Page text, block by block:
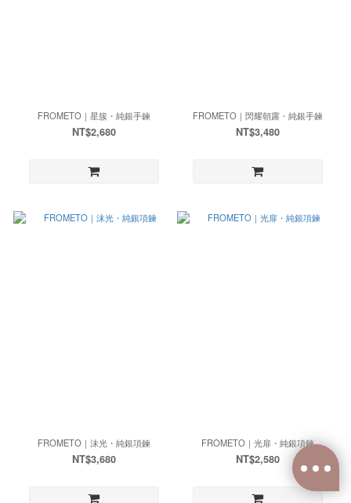
FROMETO｜星簇・純銀手鍊
NT$2,680
FROMETO｜閃耀朝露・純銀手鍊
NT$3,480
FROMETO｜沫光・純銀項鍊
NT$3,680
FROMETO｜光扉・純銀項鍊
NT$2,580